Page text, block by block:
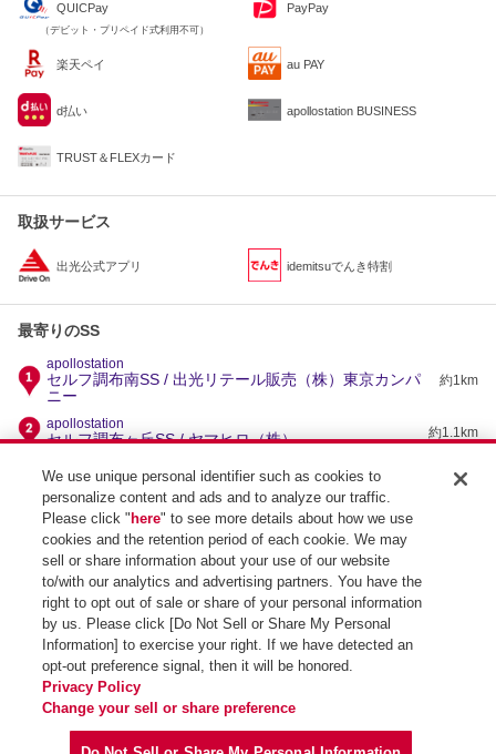
QUICPay
（デビット・プリペイド式利用不可）
PayPay
楽天ペイ au PAY
d払い apollostation BUSINESS
TRUST＆FLEXカード
取扱サービス
出光公式アプリ idemitsuでんき特割
最寄りのSS
apollostation
セルフ調布南SS / 出光リテール販売（株）東京カンパ
ニー
約1km
apollostation
セルフ調布ヶ丘SS / ヤマヒロ（株） 約1.1km
apollostation
BY調布深大寺SS / ヤマヒロ（株） 約2km
apollostation
府中東SS / （有）庭商店
apollostation
アイスペース深大寺SS / 田村産業（有）
SS検索トップ
We use unique personal identifier such as cookies to
personalize content and ads and to analyze our traffic.
Please click " here" to see more details about how we use
cookies and the retention period of each cookie. We may
sell or share information about your use of our website
to/with our analytics and advertising partners. You have the
right to opt out of sale or share of your personal information
by us. Please click [Do Not Sell or Share My Personal
Information] to exercise your right. If we have detected an
opt-out preference signal, then it will be honored.
Privacy Policy
Change your sell or share preference